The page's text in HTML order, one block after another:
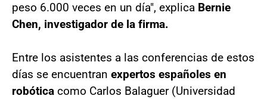
peso 6.000 veces en un día", explica Bernie
Chen, investigador de la firma.
Entre los asistentes a las conferencias de estos
días se encuentran expertos españoles en
robótica como Carlos Balaguer (Universidad